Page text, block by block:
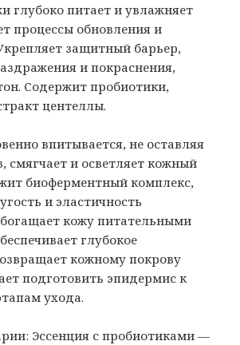
глубоко питает и увлажняет
процессы обновления и
защитный барьер,
и покраснения,
Содержит пробиотики,
центеллы.
впитывается, не оставляя
смягчает и осветляет кожный
биоферментный комплекс,
и эластичность
кожу питательными
глубокое
кожному покрову
подготовить эпидермис к
ухода.
Эссенция с пробиотиками —